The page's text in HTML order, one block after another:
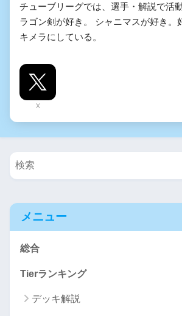
チューブリーグでは、選手・解説で活
ラゴン剣が好き。 シャニマスが好き。
キメラにしている。
X
メニュー
総合
Tierランキング
デッキ解説